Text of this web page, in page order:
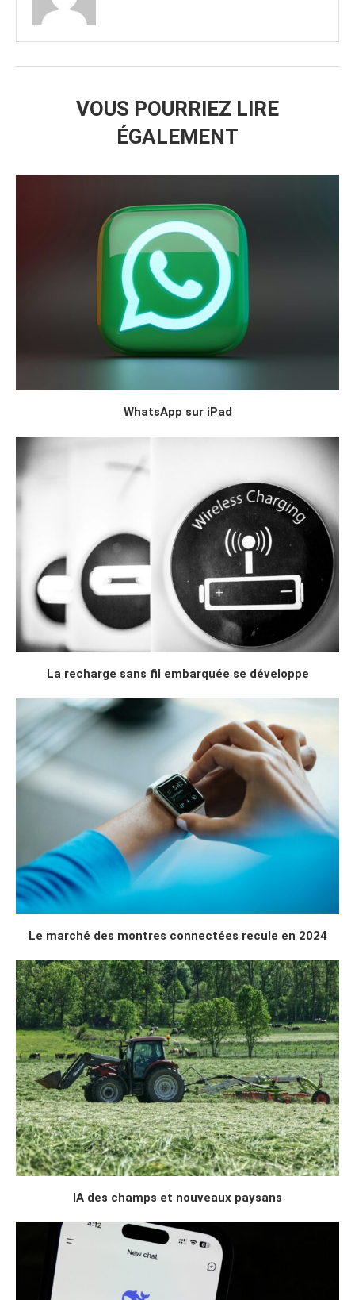
VOUS POURRIEZ LIRE
ÉGALEMENT
WhatsApp sur iPad
La recharge sans fil embarquée se développe
Le marché des montres connectées recule en 2024
IA des champs et nouveaux paysans